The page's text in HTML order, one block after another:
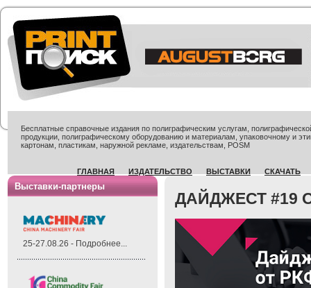
Бесплатные справочные издания по полиграфическим услугам,
продукции, полиграфическому оборудованию и материалам, упаковочному и
картонам, пластикам, наружной рекламе, издательствам, POSM
ГЛАВНАЯ ИЗДАТЕЛЬСТВО ВЫСТАВКИ СКАЧАТЬ
Выставки-партнеры
25-27.08.26 - Подробнее...
ДАЙДЖЕСТ #19